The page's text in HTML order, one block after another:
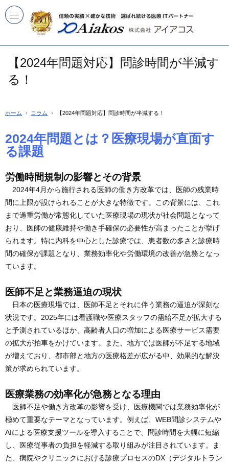
【2024年問題対応】問診時間が半減す
る！
ホーム コラム 【2024年問題対応】問診時間が半減する！
2024年問題とは？医療現場が直面す
る課題
労働時間規制の影響とその背景
2024年4月から施行される医師の働き方改革では、医師の残業時
間に上限が設けられることが大きな特徴です。この背景には、これ
まで過重労働が常態化していた医療現場の現状が社会問題となって
おり、医師の健康維持や働き手確保の必要性が高まったことが挙げ
られます。特に内科を中心とした診療では、患者数の多さと診療時
間の確保が課題となり、業務効率化や労働環境の改善が急務となっ
ています。
医師不足と業務逼迫の現状
日本の医療現場では、医師不足とそれに伴う業務の逼迫が深刻な
状況です。2025年には看護職や医療スタッフの需給不足が拡大する
と予測されているほか、高齢者人口の増加による医療サービス需要
の拡大が拍車をかけています。また、地方では医師が不足する地域
が増えており、都市部と地方の医療格差が広がる中、効果的な解決
策が求められています。
医療業務の効率化が急務となる理由
医師不足や働き方改革の影響を受け、医療機関では業務効率化が
極めて重要なテーマとなっています。例えば、WEB問診システムや
AIによる医療支援ツールを導入することで、問診時間を大幅に短縮
し、医療従事者の負担を軽減する取り組みが注目されています。ま
た、病院やクリニックにおける診療プロセスのDX（デジタルトラン